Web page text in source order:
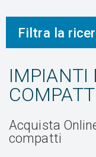
Filtra la
IMPIANTI
Acquista
compatti